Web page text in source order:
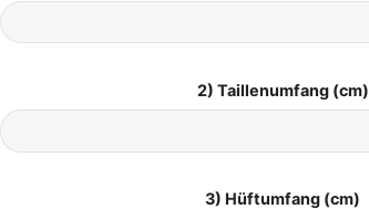
2) Taillenumfang (cm)
3) Hüftumfang (cm)